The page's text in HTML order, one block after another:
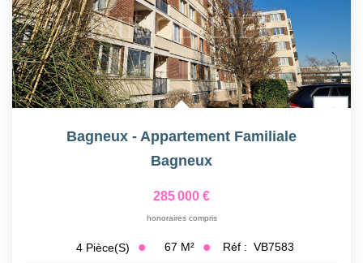
Bagneux - Appartement Familiale
Bagneux
285 000 €
honoraires compris
4 Pièce(s) 67 M² Réf : VB7583